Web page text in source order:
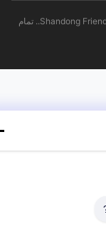
حقوق چاپ © 2026-2026 Shandong Friend Control System Co., Ltd.. تمام